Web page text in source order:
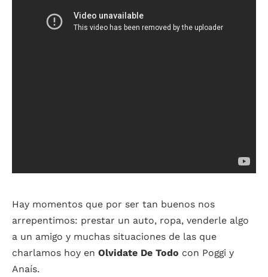
Hay momentos que por ser tan buenos nos
arrepentimos: prestar un auto, ropa, venderle algo
a un amigo y muchas situaciones de las que
charlamos hoy en Olvidate De Todo con Poggi y
Anaís.